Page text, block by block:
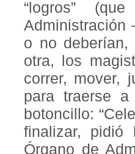
“logros”
o no
otra, los
correr, mover,
para traerse
botoncillo:
finalizar, pidió
Órgano de